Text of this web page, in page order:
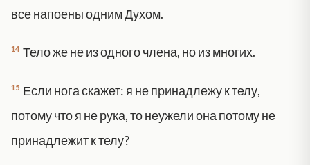
все напоены одним Духом.
14 Тело же не из одного члена, но из многих.
15 Если нога скажет: я не принадлежу к телу,
потому что я не рука, то неужели она потому не
принадлежит к телу?